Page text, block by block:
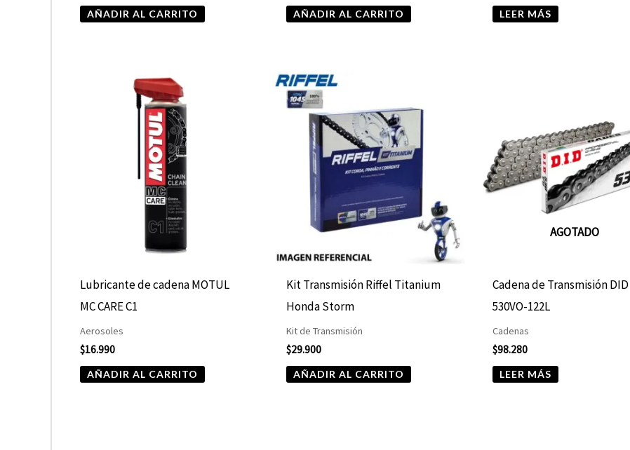
AÑADIR AL CARRITO AÑADIR AL CARRITO LEER MÁS
Lubricante de cadena MOTUL
MC CARE C1
Aerosoles
$16.990
AÑADIR AL CARRITO
Kit Transmisión Riffel Titanium
Honda Storm
Kit de Transmisión
$29.900
AÑADIR AL CARRITO
AGOTADO
Cadena de Transmisión DID
530VO-122L
Cadenas
$98.280
LEER MÁS